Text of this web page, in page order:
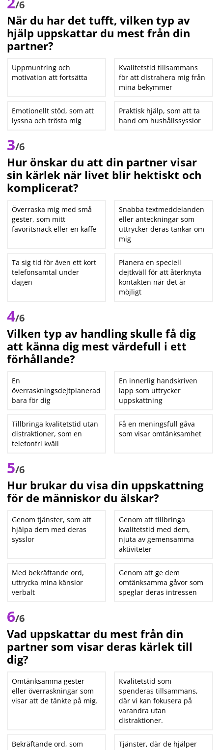
/6
När du har det tufft, vilken typ av
hjälp uppskattar du mest från din
partner?
Uppmuntring och
motivation att fortsätta
Kvalitetstid tillsammans
för att distrahera mig från
mina bekymmer
Emotionellt stöd, som att
lyssna och trösta mig
Praktisk hjälp, som att ta
hand om hushållssysslor
3/6
Hur önskar du att din partner visar
sin kärlek när livet blir hektiskt och
komplicerat?
Överraska mig med små
gester, som mitt
favoritsnack eller en kaffe
Snabba textmeddelanden
eller anteckningar som
uttrycker deras tankar om
mig
Ta sig tid för även ett kort
telefonsamtal under
dagen
Planera en speciell
dejtkväll för att återknyta
kontakten när det är
möjligt
4/6
Vilken typ av handling skulle få dig
att känna dig mest värdefull i ett
förhållande?
En
överraskningsdejtplanerad
bara för dig
En innerlig handskriven
lapp som uttrycker
uppskattning
Tillbringa kvalitetstid utan
distraktioner, som en
telefonfri kväll
Få en meningsfull gåva
som visar omtänksamhet
5/6
Hur brukar du visa din uppskattning
för de människor du älskar?
Genom tjänster, som att
hjälpa dem med deras
sysslor
Genom att tillbringa
kvalitetstid med dem,
njuta av gemensamma
aktiviteter
Med bekräftande ord,
uttrycka mina känslor
verbalt
Genom att ge dem
omtänksamma gåvor som
speglar deras intressen
6/6
Vad uppskattar du mest från din
partner som visar deras kärlek till
dig?
Omtänksamma gester
eller överraskningar som
visar att de tänkte på mig.
Kvalitetstid som
spenderas tillsammans,
där vi kan fokusera på
varandra utan
distraktioner.
Bekräftande ord, som
Tjänster, där de hjälper